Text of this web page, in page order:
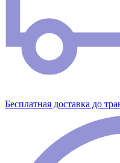
Бесплатная доставка до